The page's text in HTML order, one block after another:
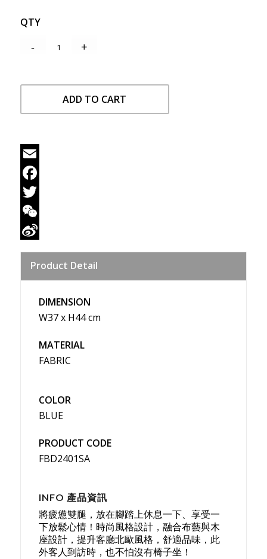
QTY
ADD TO CART
Email
Facebook
Twitter
WeChat
Weibo
Product Detail
DIMENSION
W37 x H44 cm
MATERIAL
FABRIC
COLOR
BLUE
PRODUCT CODE
FBD2401SA
INFO 產品資訊
將疲憊雙腿，放在腳踏上休息一下、享受一
下放鬆心情！時尚風格設計，融合布藝與木
座設計，提升客廳北歐風格，舒適品味，此
外客人到訪時，也不怕沒有椅子坐！